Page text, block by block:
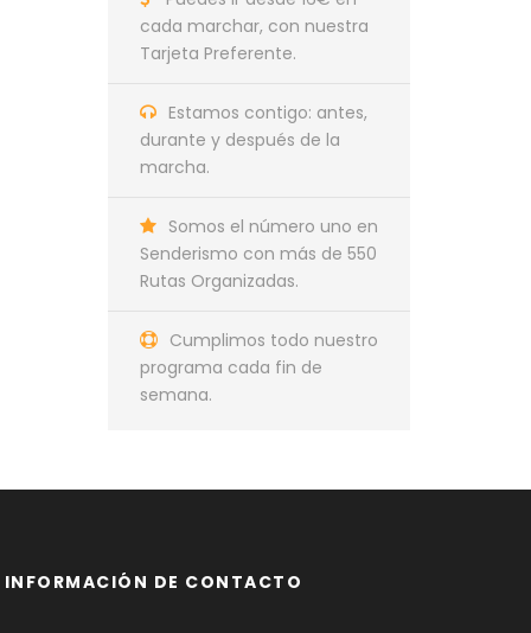
cada marchar, con nuestra
Tarjeta Preferente.
Estamos contigo: antes,
durante y después de la
marcha.
Somos el número uno en
Senderismo con más de 550
Rutas Organizadas.
Cumplimos todo nuestro
programa cada fin de
semana.
INFORMACIÓN DE CONTACTO